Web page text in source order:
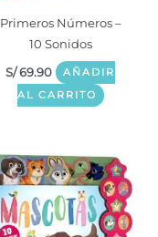
Primeros Números –
10 Sonidos
S/69.90
AÑADIR
AL CARRITO